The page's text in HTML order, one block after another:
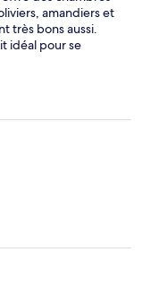
amandiers et
très bons aussi.
idéal pour se